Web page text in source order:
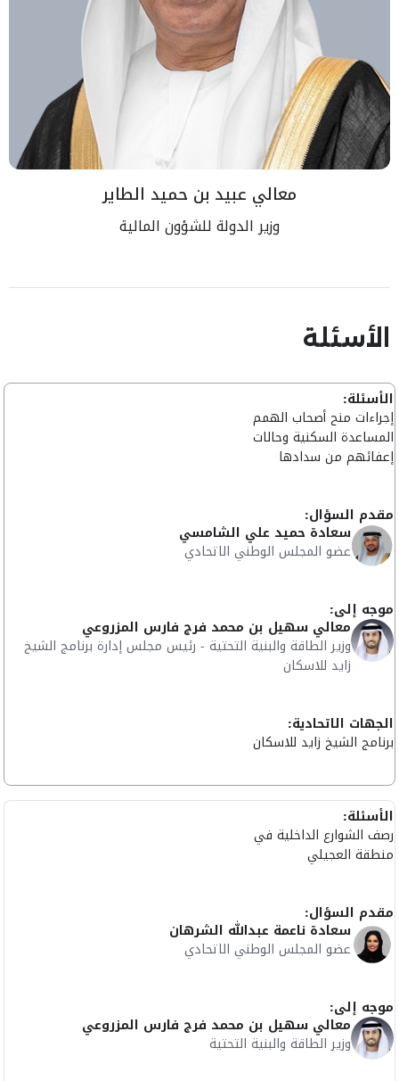
معالي عبيد بن حميد الطاير
وزير الدولة للشؤون المالية
الأسئلة
الأسئلة:
إجراءات منح أصحاب الهمم
المساعدة السكنية وحالات
إعفائهم من سدادها
مقدم السؤال:
سعادة حميد علي الشامسي
عضو المجلس الوطني الاتحادي
موجه إلى:
معالي سهيل بن محمد فرج فارس المزروعي
وزير الطاقة والبنية التحتية - رئيس مجلس إدارة برنامج الشيخ
زايد للاسكان
الجهات الاتحادية:
برنامج الشيخ زايد للاسكان
الأسئلة:
رصف الشوارع الداخلية في
منطقة العجيلي
مقدم السؤال:
سعادة ناعمة عبدالله الشرهان
عضو المجلس الوطني الاتحادي
موجه إلى:
معالي سهيل بن محمد فرج فارس المزروعي
وزير الطاقة والبنية التحتية